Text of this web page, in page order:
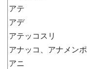
アテ
アデ
アテッコスリ
アナッコ、アナメンポ
アニ